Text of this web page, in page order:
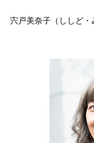
宍戸美奈子（ししど